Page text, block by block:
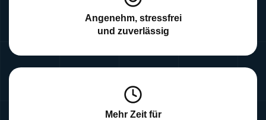
Angenehm, stressfrei
und zuverlässig
Mehr Zeit für